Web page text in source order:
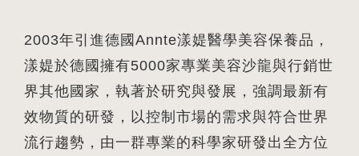
2003年引進德國Annte漾媞醫學美容保養品，
漾媞於德國擁有5000家專業美容沙龍與行銷世
界其他國家，執著於研究與發展，強調最新有
效物質的研發，以控制市場的需求與符合世界
流行趨勢，由一群專業的科學家研發出全方位